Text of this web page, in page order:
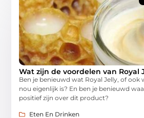
Wat zijn de voordelen van Royal
Ben je benieuwd wat Royal Jelly, of ook
nou eigenlijk is? En ben je benieuwd
positief zijn over dit product?
Eten En Drinken